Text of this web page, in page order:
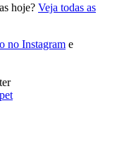
hoje? Veja todas as
no Instagram e
pet